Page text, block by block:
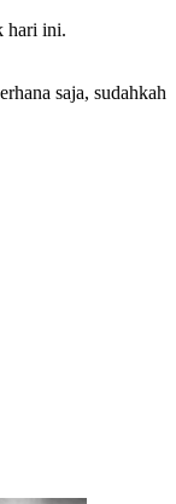
hari ini.
saja, sudahkah